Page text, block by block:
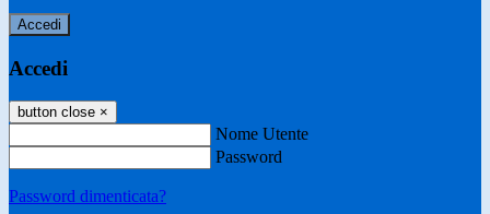
Accedi
Accedi
button close ×
Nome Utente
Password
Password dimenticata?